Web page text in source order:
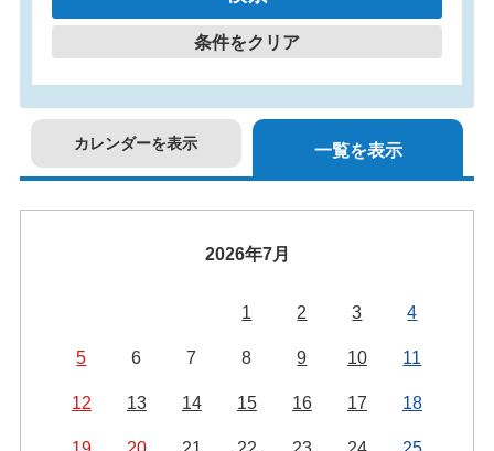
条件をクリア
カレンダーを表示 一覧を表示
2026年7月
1 2 3 4
5 6 7 8 9 10 11
12 13 14 15 16 17 18